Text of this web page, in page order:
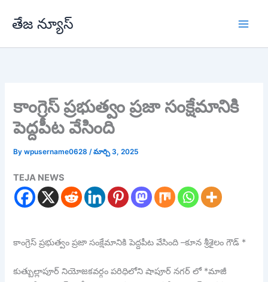
తేజ న్యూస్
కాంగ్రెస్ ప్రభుత్వం ప్రజా సంక్షేమానికి
పెద్దపీట వేసింది
Bywpusername0628/మార్చి 3, 2025
TEJA NEWS
కాంగ్రెస్ ప్రభుత్వం ప్రజా సంక్షేమానికి పెద్దపీట వేసింది –కూన శ్రీశైలం గౌడ్ *
కుత్బుల్లాపూర్ నియోజకవర్గం పరిధిలోని షాపూర్ నగర్ లో *మాజీ